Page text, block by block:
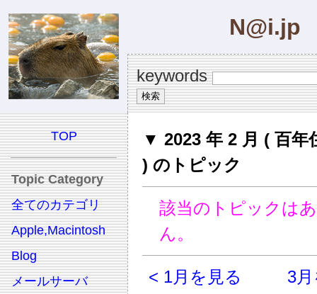
N@i.jp
keywords
TOP
Topic Category
全てのカテゴリ
Apple,Macintosh
Blog
メールサーバ
▼ 2023 年 2 月 ( 百年
) のトピック
該当のトピックは
ん。
< 1月を見る 3